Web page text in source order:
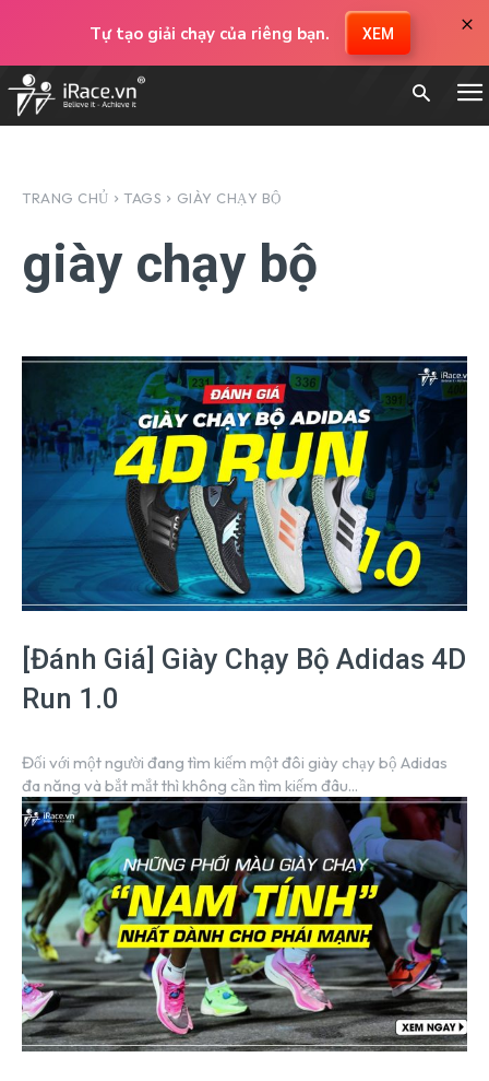
Tự tạo giải chạy của riêng bạn. XEM ×
TRANG CHỦ TAGS GIÀY CHẠY BỘ
giày chạy bộ
[Đánh Giá] Giày Chạy Bộ Adidas 4D
Run 1.0
Đối với một người đang tìm kiếm một đôi giày chạy bộ Adidas
đa năng và bắt mắt thì không cần tìm kiếm đâu...